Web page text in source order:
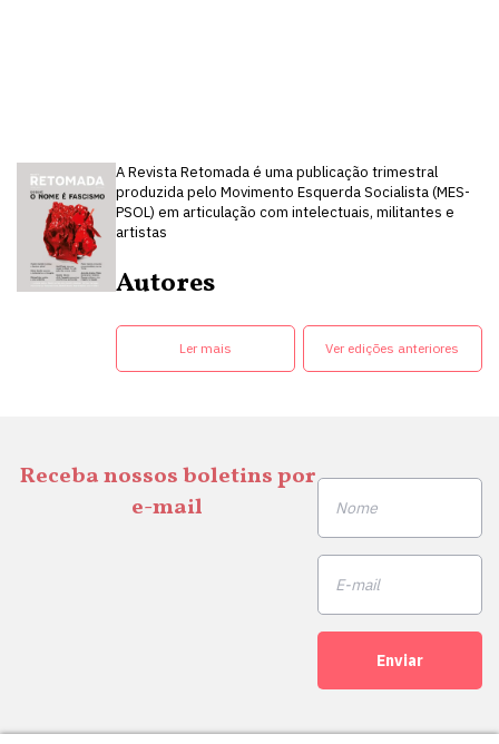
A Revista Retomada é uma publicação trimestral
produzida pelo Movimento Esquerda Socialista (MES-
PSOL) em articulação com intelectuais, militantes e
artistas
Autores
Ler mais Ver edições anteriores
Receba nossos boletins por
e-mail
Enviar